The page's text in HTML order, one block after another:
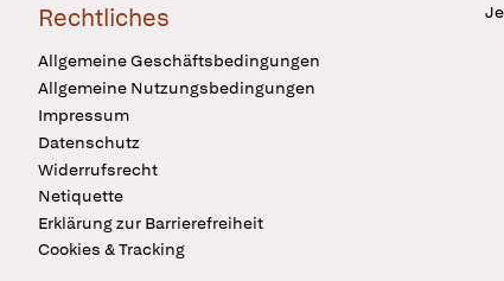
Rechtliches
Allgemeine Geschäftsbedingungen
Allgemeine Nutzungsbedingungen
Impressum
Datenschutz
Widerrufsrecht
Netiquette
Erklärung zur Barrierefreiheit
Cookies & Tracking